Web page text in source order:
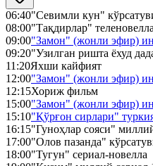
06:40"Севимли кун"
08:00"Тақдирлар"
09:00"Замон" (жонли эфир)
09:20"Узилган ришта ёхуд
11:20Яхши кайфият
12:00"Замон" (жонли эфир)
12:15Хориж фильм
15:00"Замон" (жонли эфир)
15:10"Қўрғон сирлари"
16:15"Гуноҳлар сояси"
17:00"Олов пазанда"
18:00"Тугун" сериал-новелла